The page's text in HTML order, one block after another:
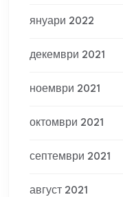
януари 2022
декември 2021
ноември 2021
октомври 2021
септември 2021
август 2021